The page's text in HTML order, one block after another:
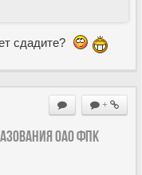
сдадите?
+
ОАО ФПК